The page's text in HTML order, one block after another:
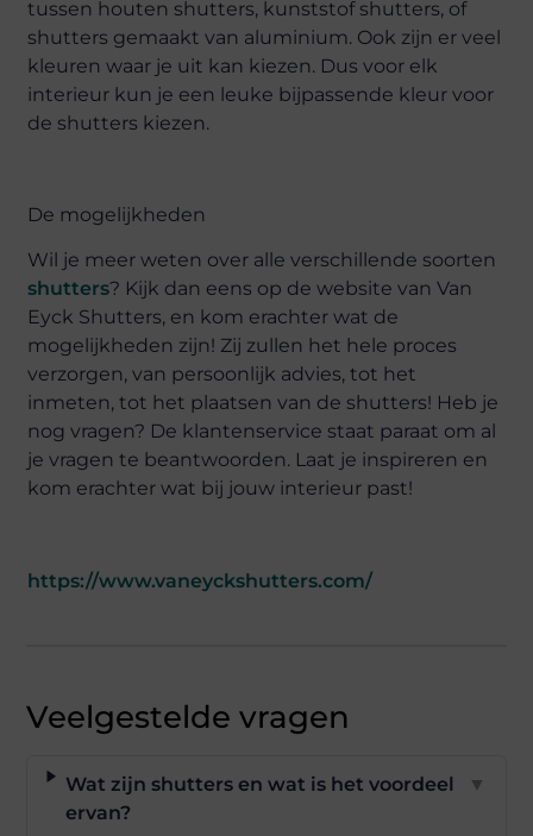
tussen houten shutters, kunststof shutters, of
shutters gemaakt van aluminium. Ook zijn er veel
kleuren waar je uit kan kiezen. Dus voor elk
interieur kun je een leuke bijpassende kleur voor
de shutters kiezen.
De mogelijkheden
Wil je meer weten over alle verschillende soorten
shutters? Kijk dan eens op de website van Van
Eyck Shutters, en kom erachter wat de
mogelijkheden zijn! Zij zullen het hele proces
verzorgen, van persoonlijk advies, tot het
inmeten, tot het plaatsen van de shutters! Heb je
nog vragen? De klantenservice staat paraat om al
je vragen te beantwoorden. Laat je inspireren en
kom erachter wat bij jouw interieur past!
https://www.vaneyckshutters.com/
Veelgestelde vragen
Wat zijn shutters en wat is het voordeel
ervan?
▼